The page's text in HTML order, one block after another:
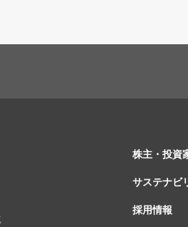
株主・投資
サステナビ
採用情報